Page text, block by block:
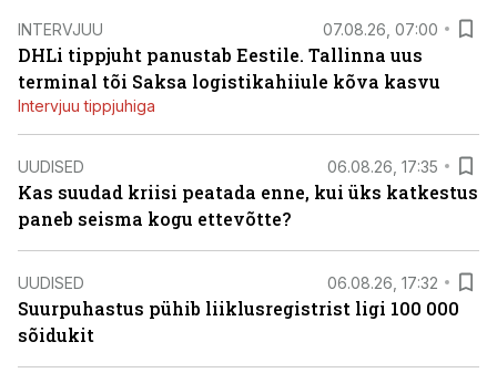
INTERVJUU 07.08.26, 07:00
DHLi tippjuht panustab Eestile. Tallinna uus
terminal tõi Saksa logistikahiiule kõva kasvu
Intervjuu tippjuhiga
UUDISED 06.08.26, 17:35
Kas suudad kriisi peatada enne, kui üks katkestus
paneb seisma kogu ettevõtte?
UUDISED 06.08.26, 17:32
Suurpuhastus pühib liiklusregistrist ligi 100 000
sõidukit